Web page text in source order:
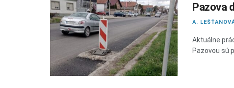
Pazova
A.
Aktuálne
Pazovou sú